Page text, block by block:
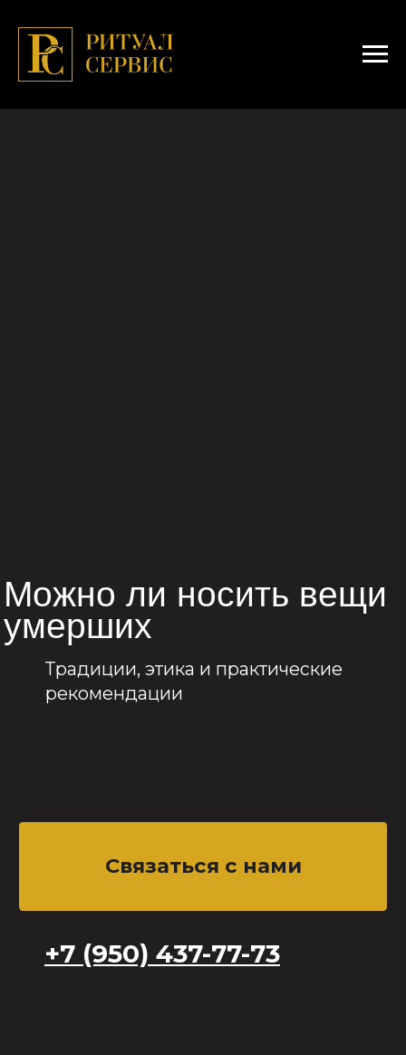
Связаться с нами
+7 (950) 437-77-73